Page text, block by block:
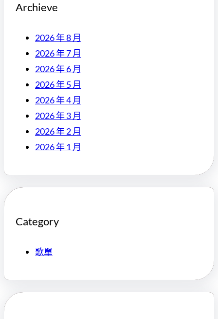
Archieve
2026 年 8 月
2026 年 7 月
2026 年 6 月
2026 年 5 月
2026 年 4 月
2026 年 3 月
2026 年 2 月
2026 年 1 月
Category
歌單